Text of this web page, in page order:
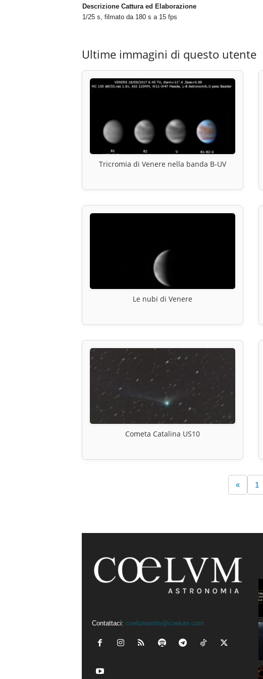
Descrizione Cattura ed Elaborazione
1/25 s, filmato da 180 s a 15 fps
Ultime immagini di questo utente
Tricromia di Venere nella banda B-UV
Le nubi di Venere
Cometa Catalina US10
« 1
Contattaci: coelumastro@coelum.com